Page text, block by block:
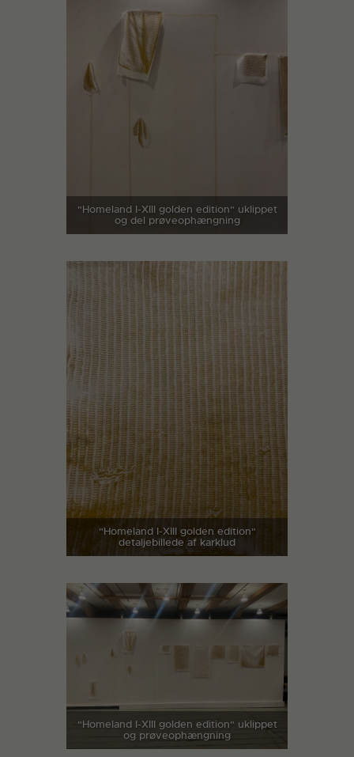
"Homeland I-XIII golden edition" uklippet
og del prøveophængning
"Homeland I-XIII golden edition"
detaljebillede af karklud
"Homeland I-XIII golden edition" uklippet
og prøveophængning